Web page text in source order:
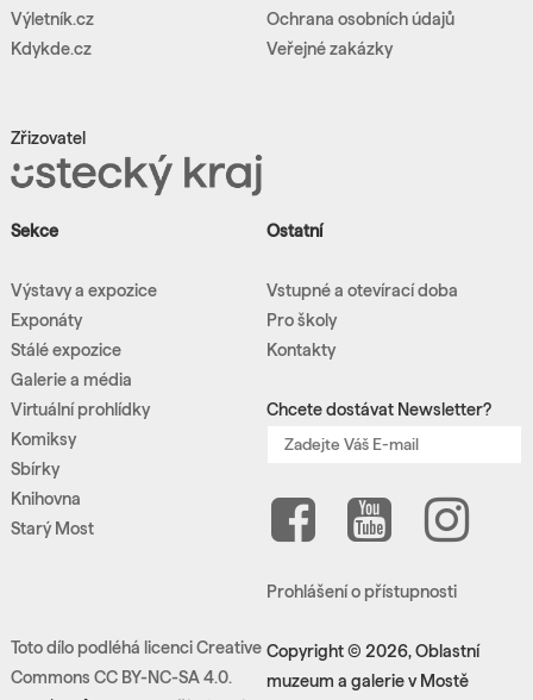
Výletník.cz
Kdykde.cz
Zřizovatel
Ochrana osobních údajů
Veřejné zakázky
Sekce
Výstavy a expozice
Exponáty
Stálé expozice
Galerie a média
Virtuální prohlídky
Komiksy
Sbírky
Knihovna
Starý Most
Toto dílo podléhá licenci Creative
Commons CC BY-NC-SA 4.0.
Ostatní
Vstupné a otevírací doba
Pro školy
Kontakty
Chcete dostávat Newsletter?
Prohlášení o přístupnosti
Copyright © 2026, Oblastní
muzeum a galerie v Mostě